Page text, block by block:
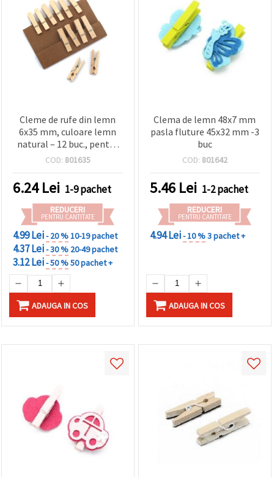
Cleme de rufe din lemn
6x35 mm, culoare lemn
natural – 12 buc., pentru
hobby și craft
COD: 801635
6.24Lei 1-9 pachet
REDUCERI
PENTRU CANTITATE
4.99 Lei- 20 %10-19 pachet
4.37 Lei- 30 % 20-49 pachet
3.12 Lei- 50 %50 pachet +
ADAUGA IN COS
Clema de lemn 48x7 mm
pasla fluture 45x32 mm -3
buc
COD: 801642
5.46 Lei 1-2 pachet
REDUCERI
PENTRU CANTITATE
4.94 Lei- 10 %3 pachet +
ADAUGA IN COS